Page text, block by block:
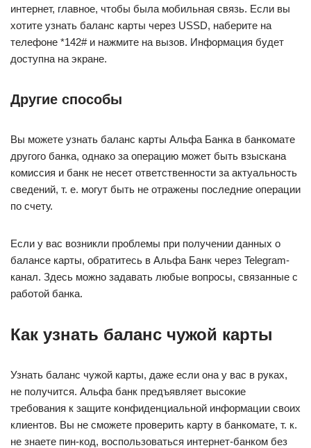
интернет, главное, чтобы была мобильная связь. Если вы
хотите узнать баланс карты через USSD, наберите на
телефоне *142# и нажмите на вызов. Информация будет
доступна на экране.
Другие способы
Вы можете узнать баланс карты Альфа Банка в банкомате
другого банка, однако за операцию может быть взыскана
комиссия и банк не несет ответственности за актуальность
сведений, т. е. могут быть не отражены последние операции
по счету.
Если у вас возникли проблемы при получении данных о
балансе карты, обратитесь в Альфа Банк через Telegram-
канал. Здесь можно задавать любые вопросы, связанные с
работой банка.
Как узнать баланс чужой карты
Узнать баланс чужой карты, даже если она у вас в руках,
не получится. Альфа банк предъявляет высокие
требования к защите конфиденциальной информации своих
клиентов. Вы не сможете проверить карту в банкомате, т. к.
не знаете пин-код, воспользоваться интернет-банком без